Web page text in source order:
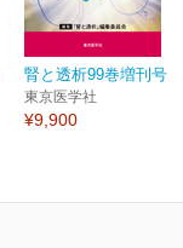
腎と透析99巻増刊号
東京医学社
¥9,900